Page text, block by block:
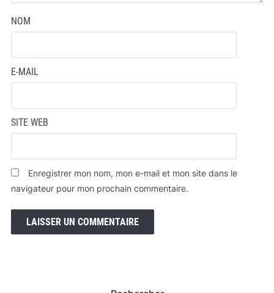
NOM
E-MAIL
SITE WEB
Enregistrer mon nom, mon e-mail et mon site dans le
navigateur pour mon prochain commentaire.